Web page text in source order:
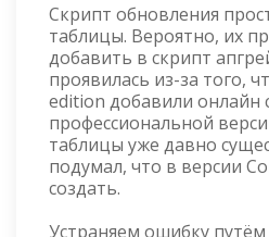
Скрипт обновления
таблицы. Вероятно, их
добавить в скрипт
проявилась из-за того,
edition добавили онлайн
профессиональной
таблицы уже давно
подумал, что в версии
создать.
Устраняем ошибку путём